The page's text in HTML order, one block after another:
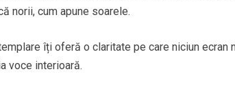
norii, cum apune soarele.
îți oferă o claritate pe care niciun ecran
voce interioară.